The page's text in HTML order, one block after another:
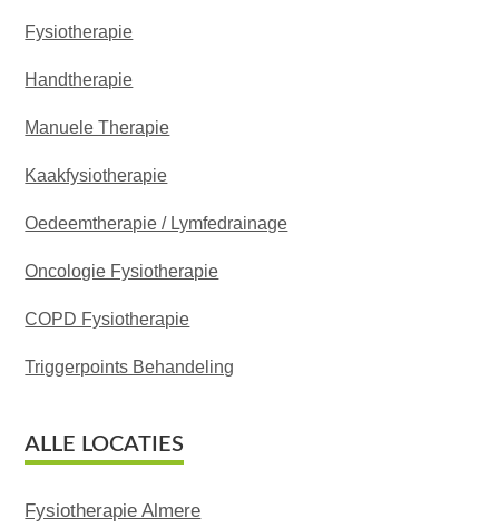
Fysiotherapie
Handtherapie
Manuele Therapie
Kaakfysiotherapie
Oedeemtherapie / Lymfedrainage
Oncologie Fysiotherapie
COPD Fysiotherapie
Triggerpoints Behandeling
ALLE LOCATIES
Fysiotherapie Almere